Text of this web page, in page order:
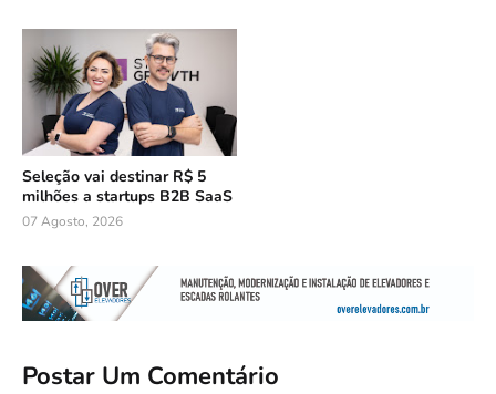
Seleção vai destinar R$ 5
milhões a startups B2B SaaS
07 Agosto, 2026
Postar Um Comentário